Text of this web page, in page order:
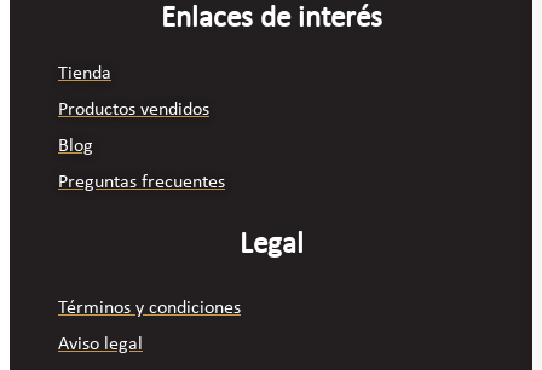
Enlaces de interés
Tienda
Productos vendidos
Blog
Preguntas frecuentes
Legal
Términos y condiciones
Aviso legal